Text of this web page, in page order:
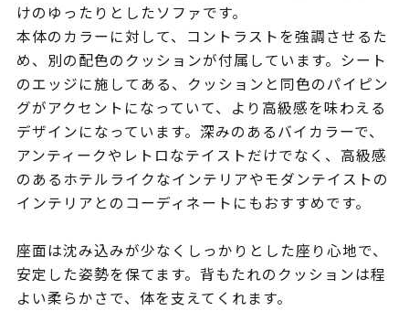
けのゆったりとしたソファです。
本体のカラーに対して、コントラストを強調させるた
め、別の配色のクッションが付属しています。シート
のエッジに施してある、クッションと同色のパイピン
グがアクセントになっていて、より高級感を味わえる
デザインになっています。深みのあるバイカラーで、
アンティークやレトロなテイストだけでなく、高級感
のあるホテルライクなインテリアやモダンテイストの
インテリアとのコーディネートにもおすすめです。
座面は沈み込みが少なくしっかりとした座り心地で、
安定した姿勢を保てます。背もたれのクッションは程
よい柔らかさで、体を支えてくれます。